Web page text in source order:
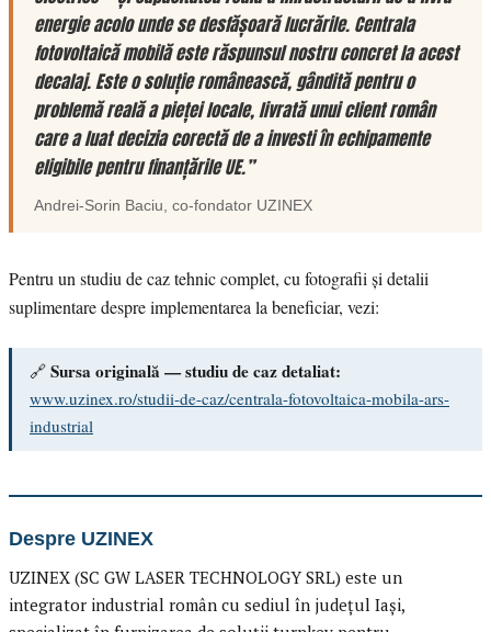
energie acolo unde se desfășoară lucrările. Centrala
fotovoltaică mobilă este răspunsul nostru concret la acest
decalaj. Este o soluție românească, gândită pentru o
problemă reală a pieței locale, livrată unui client român
care a luat decizia corectă de a investi în echipamente
eligibile pentru finanțările UE.”
Andrei-Sorin Baciu, co-fondator UZINEX
Pentru un studiu de caz tehnic complet, cu fotografii și detalii
suplimentare despre implementarea la beneficiar, vezi:
🔗 Sursa originală — studiu de caz detaliat:
www.uzinex.ro/studii-de-caz/centrala-fotovoltaica-mobila-ars-
industrial
Despre UZINEX
UZINEX (SC GW LASER TECHNOLOGY SRL) este un
integrator industrial român cu sediul în județul Iași,